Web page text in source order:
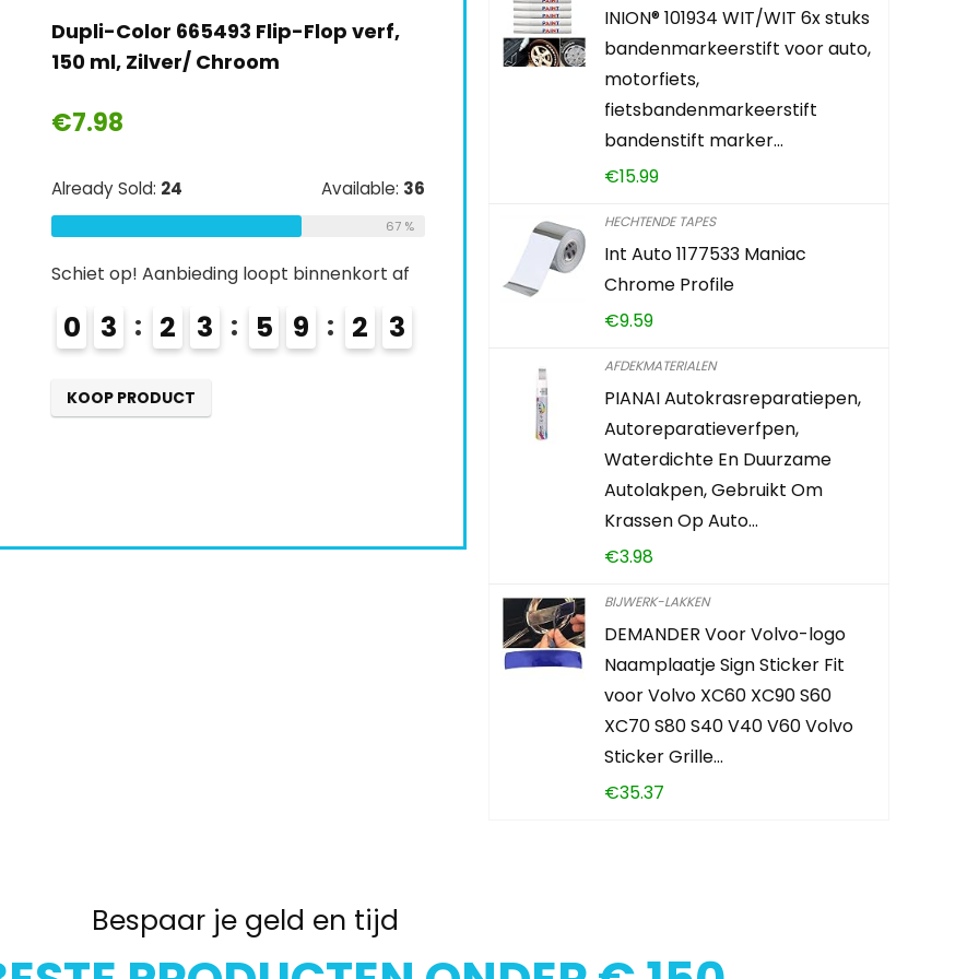
Colormatic 231650 CM 2K
transparante laag met
Already Sold:27 Available:
0 4 2 3 5 9 2 1
2
INION® 101934 WIT/WIT 6x stuks
bandenmarkeerstift voor auto,
motorfiets,
fietsbandenmarkeerstift
bandenstift marker…
€15.99
HECHTENDE TAPES
Int Auto 1177533 Maniac
Chrome Profile
€9.59
AFDEKMATERIALEN
PIANAI Autokrasreparatiepen,
Autoreparatieverfpen,
Waterdichte En Duurzame
Autolakpen, Gebruikt Om
Krassen Op Auto…
€3.98
BIJWERK-LAKKEN
DEMANDER Voor Volvo-logo
Naamplaatje Sign Sticker Fit
voor Volvo XC60 XC90 S60
XC70 S80 S40 V40 V60 Volvo
Sticker Grille…
€35.37
Bespaar je geld en tijd